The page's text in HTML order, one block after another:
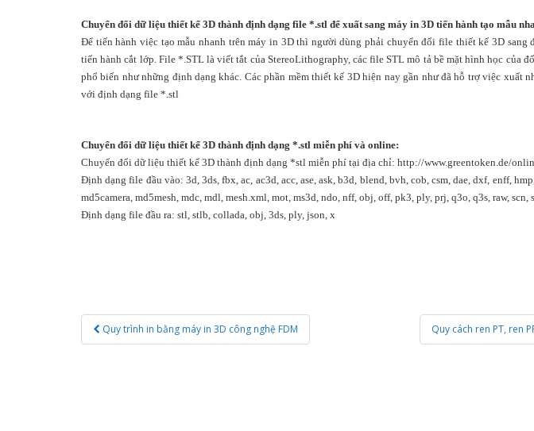
Chuyển đổi dữ liệu thiết kế 3D thành định dạng file *.stl để xuất sang máy in 3D tiến hành tạo mẫu
Để tiến hành việc tạo mẫu nhanh trên máy in 3D thì người dùng phải chuyển đổi file thiết kế 3D sang
tiến hành cắt lớp. File *.STL là viết tắt của StereoLithography, các file STL mô tả bề mặt hình học của
phổ biến như những định dạng khác. Các phần mềm thiết kế 3D hiện nay gần như đã hỗ trợ việc xuất
với định dạng file *.stl
Chuyển đổi dữ liệu thiết kế 3D thành định dạng *.stl miễn phí và online:
Chuyển đổi dữ liệu thiết kế 3D thành định dạng *stl miễn phí tại địa chỉ: http://www.greentoken.de/
Định dạng file đầu vào: 3d, 3ds, fbx, ac, ac3d, acc, ase, ask, b3d, blend, bvh, cob, csm, dae, dxf, enff,
md5camera, md5mesh, mdc, mdl, mesh.xml, mot, ms3d, ndo, nff, obj, off, pk3, ply, prj, q3o, q3s, raw, scn,
Định dạng file đầu ra: stl, stlb, collada, obj, 3ds, ply, json, x
Post
navigation
Quy trình in bằng máy in 3D công nghệ FDM Quy cách ren PT, ren